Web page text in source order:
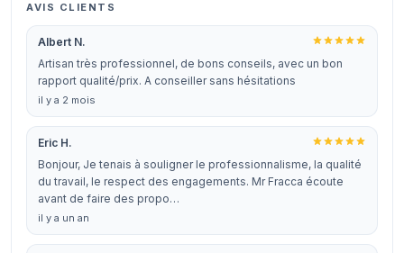
AVIS CLIENTS
Albert N.
Artisan très professionnel, de bons conseils, avec un bon
rapport qualité/prix. A conseiller sans hésitations
il y a 2 mois
Eric H.
Bonjour, Je tenais à souligner le professionnalisme, la qualité
du travail, le respect des engagements. Mr Fracca écoute
avant de faire des propo…
il y a un an